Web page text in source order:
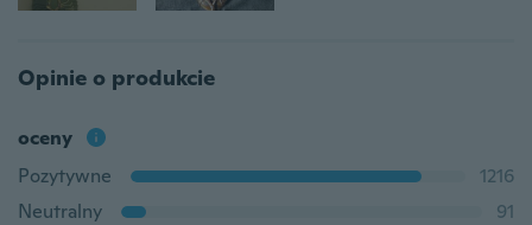
Opinie o produkcie
oceny
Pozytywne
1216
Neutralny
91